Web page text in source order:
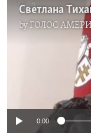
byГОЛОС
No
0:00